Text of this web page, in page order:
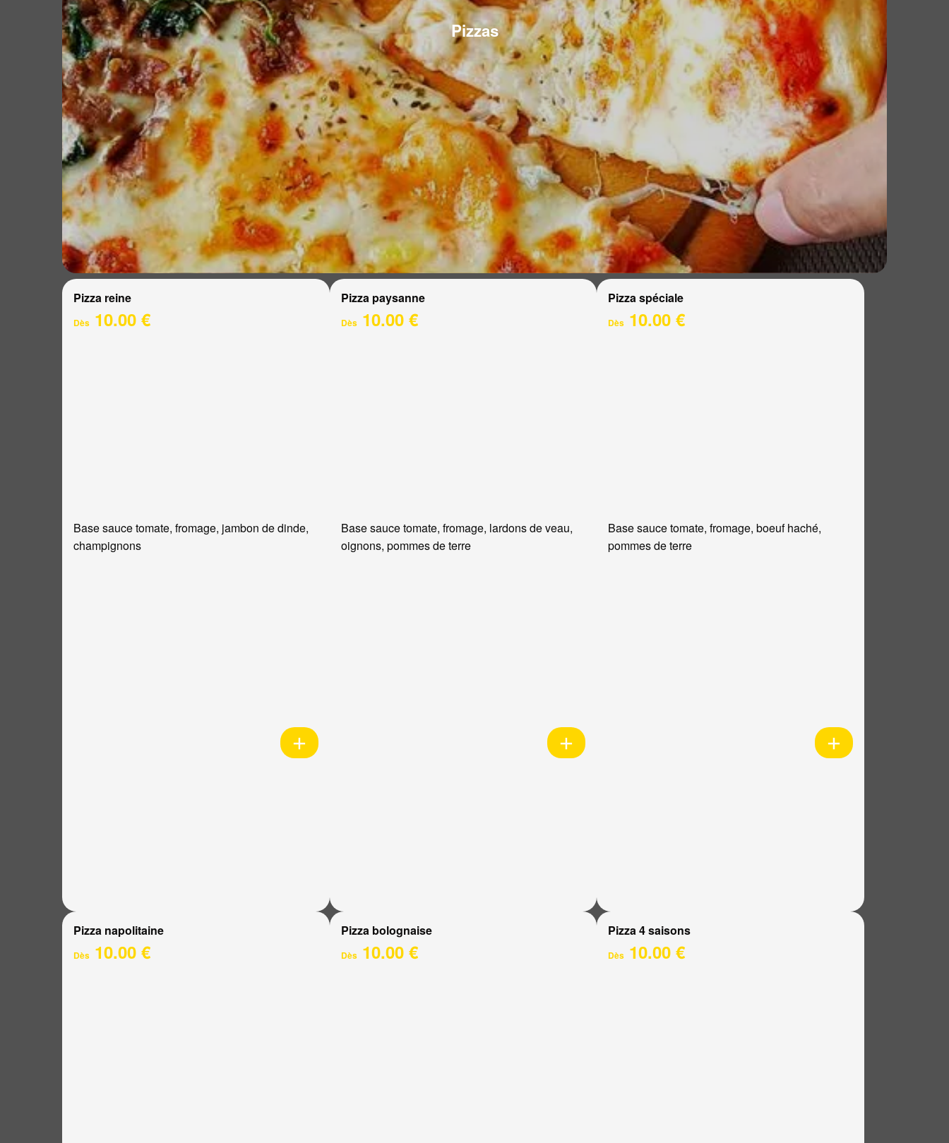
Pizzas
Pizza reine
Dès 10.00 €
Base sauce tomate, fromage, jambon de dinde,
champignons
Pizza paysanne
Dès10.00 €
Base sauce tomate, fromage, lardons de veau,
oignons, pommes de terre
Pizza spéciale
Dès 10.00 €
Base sauce tomate, fromage, boeuf haché,
pommes de terre
Pizza napolitaine
Dès 10.00 €
Pizza bolognaise
Dès10.00 €
Pizza 4 saisons
Dès 10.00 €